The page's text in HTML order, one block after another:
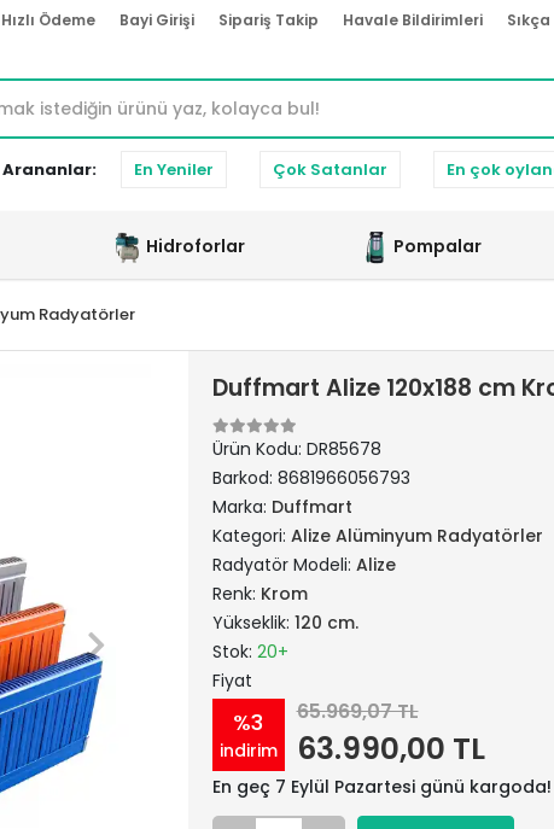
Hızlı Ödeme Bayi Girişi Sipariş Takip Havale Bildirimleri
Arananlar: En Yeniler Çok Satanlar En çok
Hidroforlar Pompalar
Radyatörler
Duffmart Alize 120x188 cm
Ürün Kodu: DR85678
Barkod: 8681966056793
Marka: Duffmart
Kategori: Alize Alüminyum Radyatörler
Radyatör Modeli: Alize
Renk: Krom
Yükseklik: 120 cm.
Stok: 20+
Fiyat
%3
indirim
65.969,07 TL
63.990,00 TL
En geç 7 Eylül Pazartesi günü kargoda!